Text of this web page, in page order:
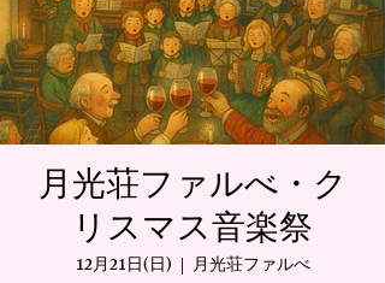
月光荘ファルべ・ク
リスマス音楽祭
12月21日(日)
  |
月光荘ファルべ